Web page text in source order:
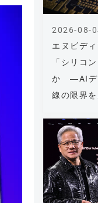
エヌビデ
「シリコ
か ―AIデ
線の限界
2026-08-